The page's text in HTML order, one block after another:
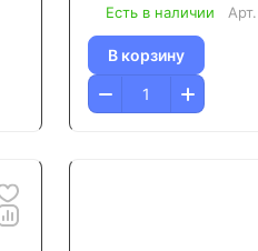
Есть в наличии Арт.
В корзину